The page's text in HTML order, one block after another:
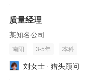
质量经理
某知名公司
南阳 3-5年 本科
刘女士 · 猎头顾问